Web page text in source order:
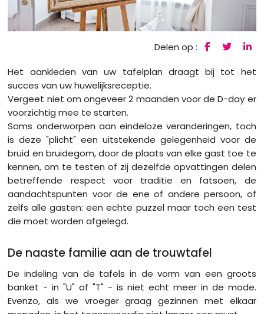
Delen op :
Het aankleden van uw tafelplan draagt ​​bij tot het
succes van uw huwelijksreceptie.
Vergeet niet om ongeveer 2 maanden voor de D-day er
voorzichtig mee te starten.
Soms onderworpen aan eindeloze veranderingen, toch
is deze "plicht" een uitstekende gelegenheid voor de
bruid en bruidegom, door de plaats van elke gast toe te
kennen, om te testen of zij dezelfde opvattingen delen
betreffende respect voor traditie en fatsoen, de
aandachtspunten voor de ene of andere persoon, of
zelfs alle gasten: een echte puzzel maar toch een test
die moet worden afgelegd.
De naaste familie aan de trouwtafel
De indeling van de tafels in de vorm van een groots
banket - in "U" of "T" - is niet echt meer in de mode.
Evenzo, als we vroeger graag gezinnen met elkaar